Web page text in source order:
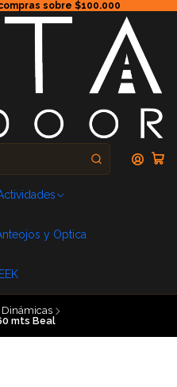
sobre $100.000
y Optica
Dinámicas
mts Beal